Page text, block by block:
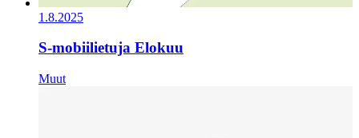
1.8.2025
S-mobiilietuja Elokuu
Muut